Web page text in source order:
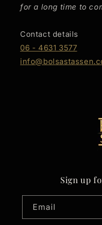
for a long time to
Contact details
06 - 4631 3577
Sign up
Email